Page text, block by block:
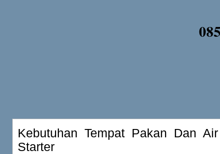
Kebutuhan Tempat Pakan Dan
Starter